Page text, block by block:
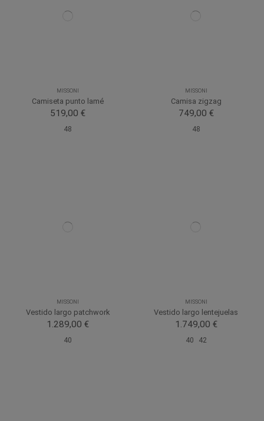
MISSONI
Camiseta punto lamé
519,00 €
48
MISSONI
Camisa zigzag
749,00 €
48
MISSONI
Vestido largo patchwork
1.289,00 €
40
MISSONI
Vestido largo lentejuelas
1.749,00 €
40 42